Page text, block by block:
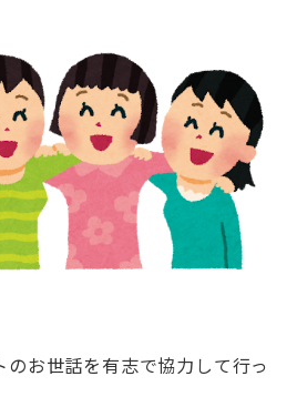
お世話を有志で協力して行っ